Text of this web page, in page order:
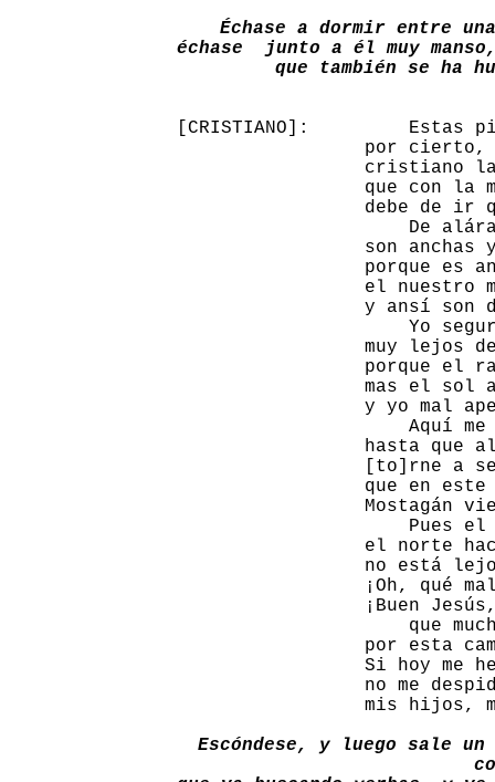
Échase a dormir entre
échase  junto a él muy
que también se ha
[CRISTIANO]:         Estas
por cierto,
cristiano
que con la
debe de ir
De
son anchas
porque es
el nuestro
y ansí son
Yo
muy lejos
porque el
mas el sol
y yo mal
Aquí me
hasta que
[to]rne a
que en este
Mostagán
Pues el
el norte
no está
¡Oh, qué
¡Buen
que
por esta
Si hoy me
no me
mis hijos,
Escóndese, y luego sale un